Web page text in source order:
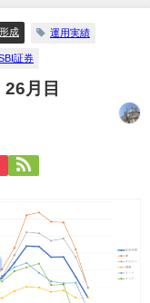
成 運用実績
証券
月目